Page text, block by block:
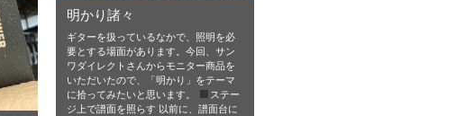
明かり諸々
ギターを扱っているなかで、照明を必
要とする場面があります。今回、サン
ワダイレクトさんからモニター商品を
いただいたので、「明かり」をテーマ
に拾ってみたいと思います。
ステー
ジ上で譜面を照らす 以前に、譜面台に